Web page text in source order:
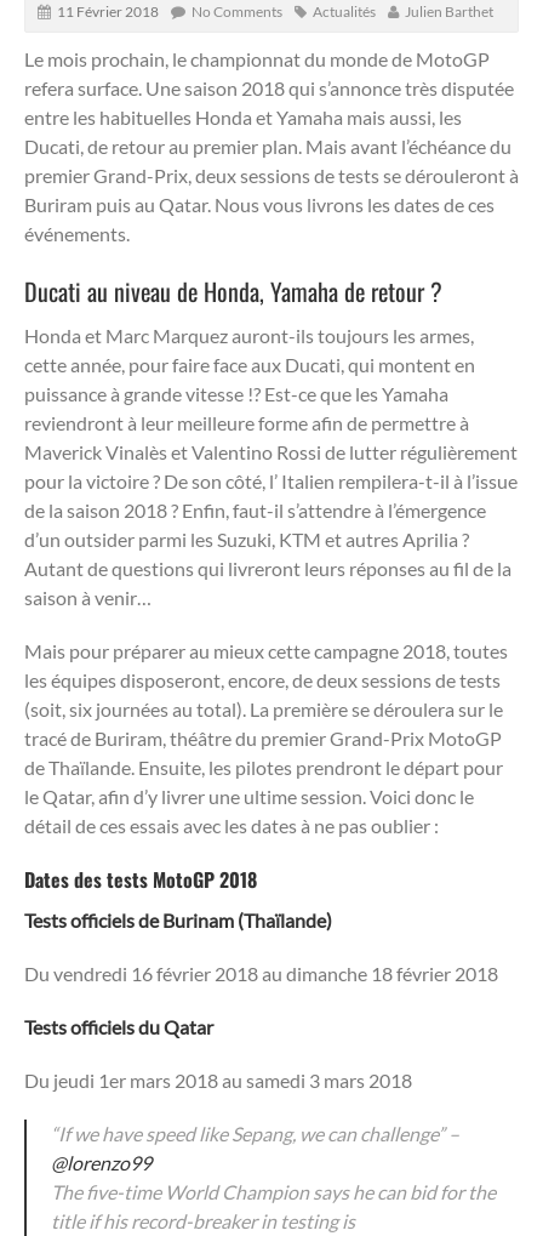
11 Février 2018 No Comments Actualités Julien Barthet
Le mois prochain, le championnat du monde de MotoGP
refera surface. Une saison 2018 qui s’annonce très disputée
entre les habituelles Honda et Yamaha mais aussi, les
Ducati, de retour au premier plan. Mais avant l’échéance du
premier Grand-Prix, deux sessions de tests se dérouleront à
Buriram puis au Qatar. Nous vous livrons les dates de ces
événements.
Ducati au niveau de Honda, Yamaha de retour ?
Honda et Marc Marquez auront-ils toujours les armes,
cette année, pour faire face aux Ducati, qui montent en
puissance à grande vitesse !? Est-ce que les Yamaha
reviendront à leur meilleure forme afin de permettre à
Maverick Vinalès et Valentino Rossi de lutter régulièrement
pour la victoire ? De son côté, l’ Italien rempilera-t-il à l’issue
de la saison 2018 ? Enfin, faut-il s’attendre à l’émergence
d’un outsider parmi les Suzuki, KTM et autres Aprilia ?
Autant de questions qui livreront leurs réponses au fil de la
saison à venir…
Mais pour préparer au mieux cette campagne 2018, toutes
les équipes disposeront, encore, de deux sessions de tests
(soit, six journées au total). La première se déroulera sur le
tracé de Buriram, théâtre du premier Grand-Prix MotoGP
de Thaïlande. Ensuite, les pilotes prendront le départ pour
le Qatar, afin d’y livrer une ultime session. Voici donc le
détail de ces essais avec les dates à ne pas oublier :
Dates des tests MotoGP 2018
Tests officiels de Burinam (Thaïlande)
Du vendredi 16 février 2018 au dimanche 18 février 2018
Tests officiels du Qatar
Du jeudi 1er mars 2018 au samedi 3 mars 2018
“If we have speed like Sepang, we can challenge” –
@lorenzo99
The five-time World Champion says he can bid for the
title if his record-breaker in testing is